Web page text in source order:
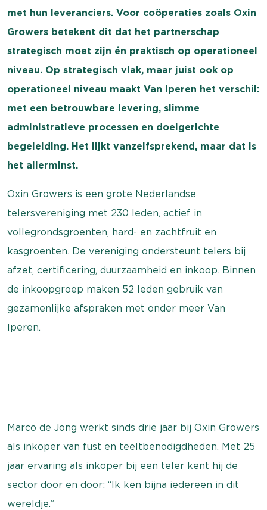
met hun leveranciers. Voor coöperaties zoals Oxin
Growers betekent dit dat het partnerschap
strategisch moet zijn én praktisch op operationeel
niveau. Op strategisch vlak, maar juist ook op
operationeel niveau maakt Van Iperen het verschil:
met een betrouwbare levering, slimme
administratieve processen en doelgerichte
begeleiding. Het lijkt vanzelfsprekend, maar dat is
het allerminst.
Oxin Growers is een grote Nederlandse
telersvereniging met 230 leden, actief in
vollegrondsgroenten, hard- en zachtfruit en
kasgroenten. De vereniging ondersteunt telers bij
afzet, certificering, duurzaamheid en inkoop. Binnen
de inkoopgroep maken 52 leden gebruik van
gezamenlijke afspraken met onder meer Van
Iperen.
Marco de Jong werkt sinds drie jaar bij Oxin Growers
als inkoper van fust en teeltbenodigdheden. Met 25
jaar ervaring als inkoper bij een teler kent hij de
sector door en door: “Ik ken bijna iedereen in dit
wereldje.”